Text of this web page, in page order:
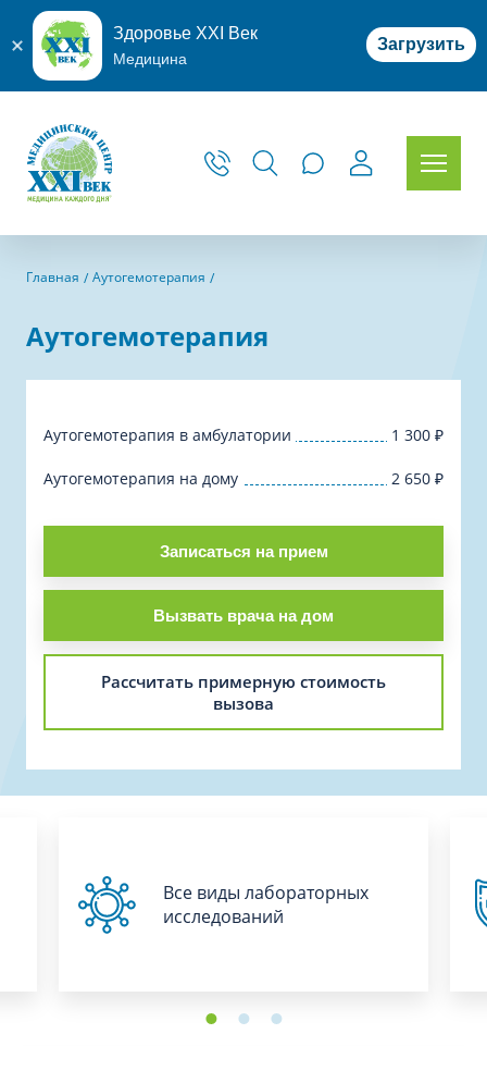
Здоровье XXI Век
Медицина
Загрузить
Главная Аутогемотерапия
Аутогемотерапия
Аутогемотерапия в амбулатории 1 300 ₽
Аутогемотерапия на дому 2 650 ₽
Записаться на прием
Вызвать врача на дом
Рассчитать примерную стоимость
вызова
Все виды лабораторных
исследований